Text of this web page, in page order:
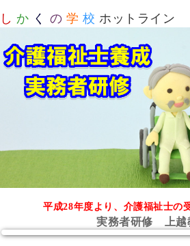
し か く の 学 校 ホットライン
平成28年度より、介護福祉士の
実務者研修 上越